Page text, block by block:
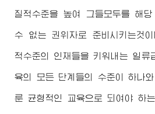
질적수준을 높여 그들모두를 해
수 없는 권위자로 준비시키는것
적수준의 인재들을 키워내는 일류
육의 모든 단계들의 수준이 하나
룬 균형적인 교육으로 되여야 하